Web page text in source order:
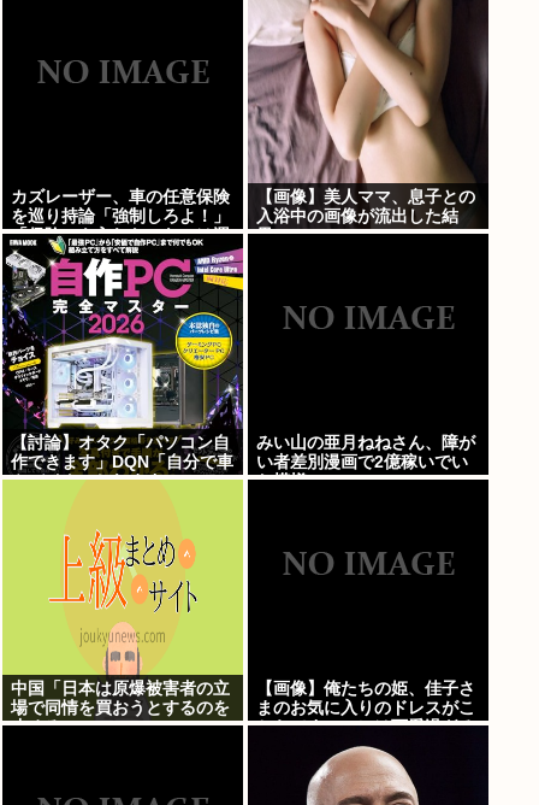
カズレーザー、車の任意保険
を巡り持論「強制しろよ！」
「保険にも入れないヤツは運
転すんなよ」
【画像】美人ママ、息子との
入浴中の画像が流出した結
果・・・
【討論】オタク「パソコン自
作できます」DQN「自分で車
やバイクいじれます」
みい山の亜月ねねさん、障が
い者差別漫画で2億稼いでい
た模様www
中国「日本は原爆被害者の立
場で同情を買おうとするのを
止めろ」
【画像】俺たちの姫、佳子さ
まのお気に入りのドレスがこ
ちらです←コレは可愛過ぎる
w w w w w w w w